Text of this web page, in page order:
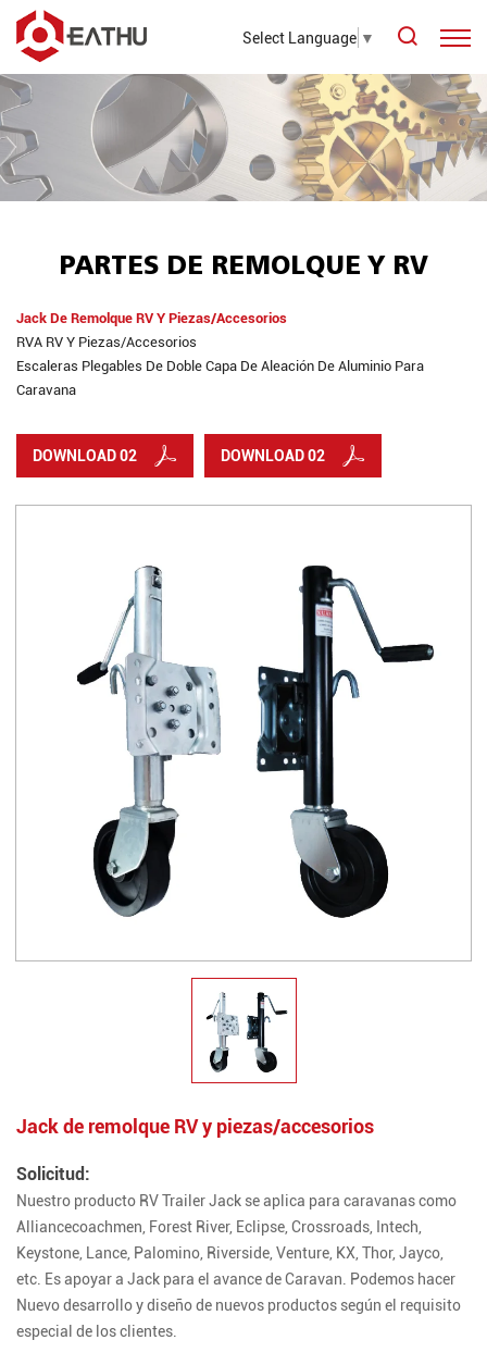
Select Language ▼
PARTES DE REMOLQUE Y RV
Jack De Remolque RV Y Piezas/accesorios
RVA RV Y Piezas/accesorios
Escaleras Plegables De Doble Capa De Aleación De Aluminio Para
Caravana
DOWNLOAD 02 DOWNLOAD 02
Jack de remolque RV y piezas/accesorios
Solicitud:
Nuestro producto RV Trailer Jack se aplica para caravanas como
Alliancecoachmen, Forest River, Eclipse, Crossroads, Intech,
Keystone, Lance, Palomino, Riverside, Venture, KX, Thor, Jayco,
etc. Es apoyar a Jack para el avance de Caravan. Podemos hacer
Nuevo desarrollo y diseño de nuevos productos según el requisito
especial de los clientes.